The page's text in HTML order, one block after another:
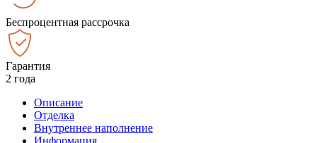
Беспроцентная рассрочка
Гарантия
2 года
Описание
Отделка
Внутреннее наполнение
Информация